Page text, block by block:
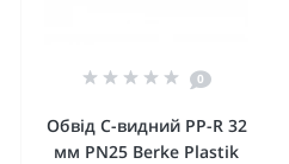
0
Обвід С-видний PP-R 32
мм PN25 Berke Plastik